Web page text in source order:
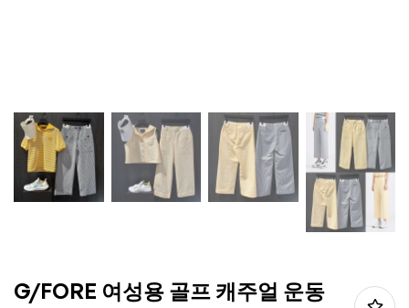
G/FORE 여성용 골프 캐주얼 운동